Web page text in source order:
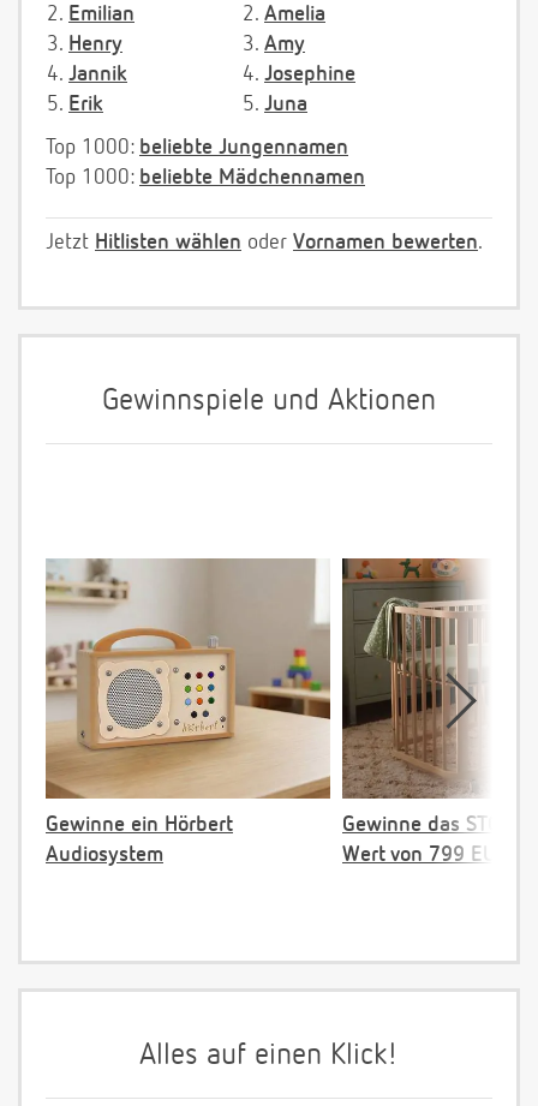
2. Emilian
3. Henry
4. Jannik
5. Erik
2. Amelia
3. Amy
4. Josephine
5. Juna
Top 1000: beliebte Jungennamen
Top 1000: beliebte Mädchennamen
Jetzt Hitlisten wählen oder Vornamen bewerten.
Gewinnspiele und Aktionen
Gewinne ein Hörbert
Audiosystem
Gewinne das
Wert von 799 EUR
Alles auf einen Klick!